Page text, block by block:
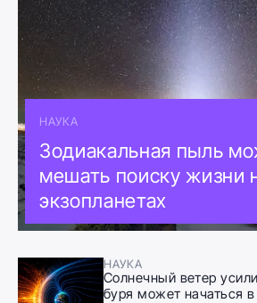
НАУКА
Зодиакальная пыль
мешать поиску жизни
экзопланетах
НАУКА
Солнечный ветер
буря может начаться